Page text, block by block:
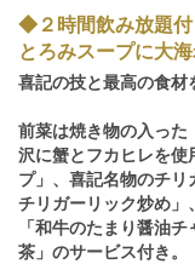
◆２時間飲み放題
とろみスープに大
喜記の技と最高の食材
前菜は焼き物の入った
沢に蟹とフカヒレを使
プ」、喜記名物のチ
チリガーリック炒め」
「和牛のたまり醤油
茶」のサービス付き。